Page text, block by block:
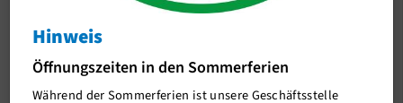
Bei Fragen zu den Wanderungen wende Dich bitte an die
Norbert Krüger(02104-5674).
Mettmanner Bachlauf
Mettmanner Duathlon
Sport im Park
Hinweis
Öffnungszeiten in den Sommerferien
Während der Sommerferien ist unsere Geschäftsstelle